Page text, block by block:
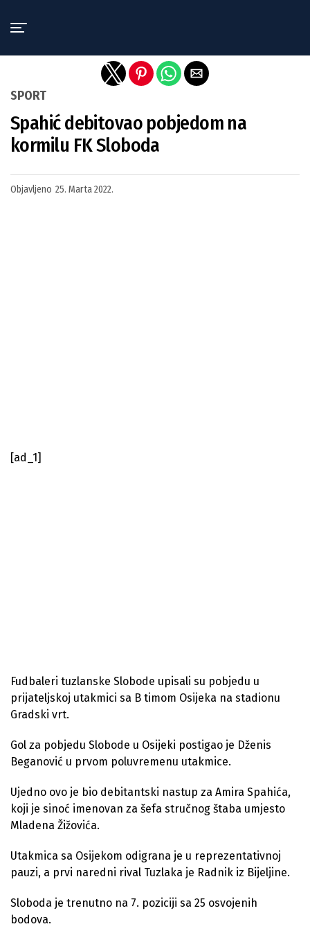
SPORT
Spahić debitovao pobjedom na
kormilu FK Sloboda
Objavljeno 25. Marta 2022.
[ad_1]
Fudbaleri tuzlanske Slobode upisali su pobjedu u
prijateljskoj utakmici sa B timom Osijeka na stadionu
Gradski vrt.
Gol za pobjedu Slobode u Osijeki postigao je Dženis
Beganović u prvom poluvremenu utakmice.
Ujedno ovo je bio debitantski nastup za Amira Spahića,
koji je sinoć imenovan za šefa stručnog štaba umjesto
Mladena Žižovića.
Utakmica sa Osijekom odigrana je u reprezentativnoj
pauzi, a prvi naredni rival Tuzlaka je Radnik iz Bijeljine.
Sloboda je trenutno na 7. poziciji sa 25 osvojenih
bodova.